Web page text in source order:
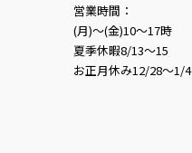
営業時間：
(月)〜(金)10〜17時
夏季休暇8/13〜15
お正月休み12/28〜1/4